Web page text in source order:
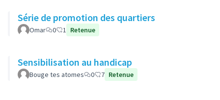
Série de promotion des quartiers
Omar 0 1 Retenue
Sensibilisation au handicap
Bouge tes atomes 0 7 Retenue